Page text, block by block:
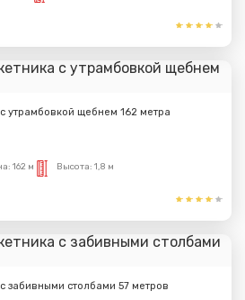
утрамбовкой щебнем 162 метра
162 м Высота: 1,8 м
забивными столбами 57 метров